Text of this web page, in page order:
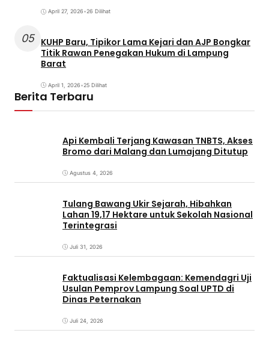
April 27, 2026•26 Dilihat
05 KUHP Baru, Tipikor Lama Kejari dan AJP Bongkar
Titik Rawan Penegakan Hukum di Lampung
Barat
April 1, 2026•25 Dilihat
Berita Terbaru
Api Kembali Terjang Kawasan TNBTS, Akses
Bromo dari Malang dan Lumajang Ditutup
Agustus 4, 2026
Tulang Bawang Ukir Sejarah, Hibahkan
Lahan 19,17 Hektare untuk Sekolah Nasional
Terintegrasi
Juli 31, 2026
Faktualisasi Kelembagaan: Kemendagri Uji
Usulan Pemprov Lampung Soal UPTD di
Dinas Peternakan
Juli 24, 2026